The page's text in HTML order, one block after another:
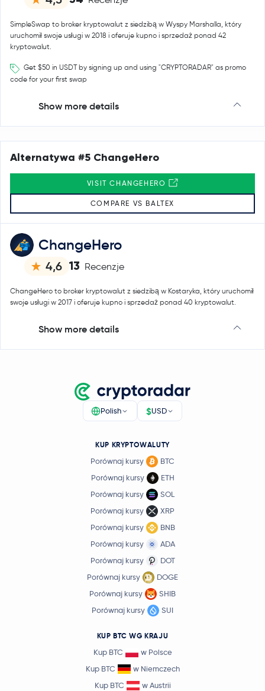
SimpleSwap to broker kryptowalut z siedzibą w Wyspy Marshalla, który
uruchomił swoje usługi w 2018 i oferuje kupno i sprzedaż ponad 42
kryptowalut.
Get $50 in USDT by signing up and using "CRYPTORADAR" as promo
code for your first swap
Show more details
ChangeHero
4,6 13 Recenzje
ChangeHero to broker kryptowalut z siedzibą w Kostaryka, który uruchomił
swoje usługi w 2017 i oferuje kupno i sprzedaż ponad 40 kryptowalut.
Show more details
Alternatywa #5 ChangeHero
VISIT CHANGEHERO
COMPARE VS BALTEX
Polish $USD
KUP KRYPTOWALUTY
Porównaj kursy
BTC
Porównaj kursy
ETH
Porównaj kursy
SOL
Porównaj kursy
XRP
Porównaj kursy
BNB
Porównaj kursy
ADA
Porównaj kursy
DOT
Porównaj kursy
DOGE
Porównaj kursy
SHIB
Porównaj kursy
SUI
KUP BTC WG KRAJU
Kup BTC
w Polsce
Kup BTC
w Niemczech
Kup BTC
w Austrii